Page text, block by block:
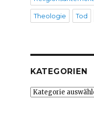
Theologie Tod
KATEGORIEN
Kategorien